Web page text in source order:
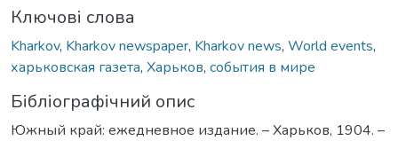
Ключові слова
Kharkov, Kharkov newspaper, Kharkov news, World events,
харьковская газета, Харьков, события в мире
Бібліографічний опис
Южный край: ежедневное издание. – Харьков, 1904. –